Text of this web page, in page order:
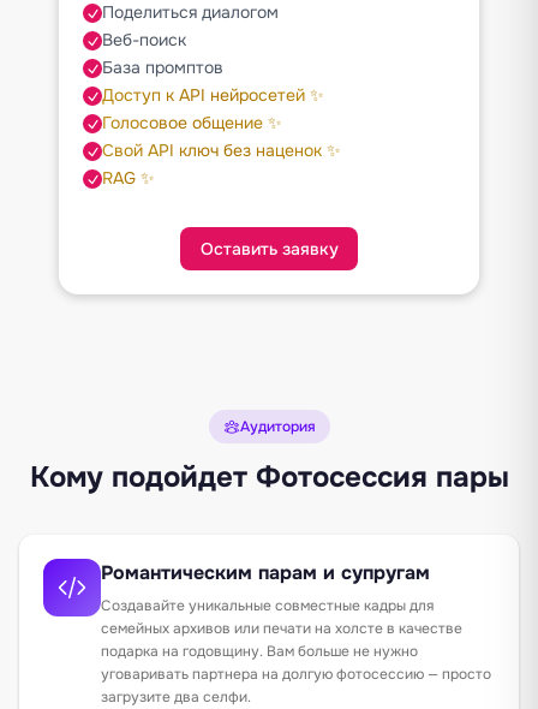
Поделиться диалогом
Веб-поиск
База промптов
Доступ к API нейросетей ✨
Голосовое общение ✨
Свой API ключ без наценок ✨
RAG ✨
Оставить заявку
Аудитория
Кому подойдет Фотосессия пары
Романтическим парам и супругам
Создавайте уникальные совместные кадры для
семейных архивов или печати на холсте в качестве
подарка на годовщину. Вам больше не нужно
уговаривать партнера на долгую фотосессию — просто
загрузите два селфи.